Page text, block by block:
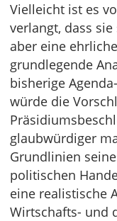
Vielleicht ist es
verlangt, dass
aber eine
grundlegende
bisherige
würde die
glaubwürdiger
Grundlinien
politischen
eine realistische
Wirtschafts- und